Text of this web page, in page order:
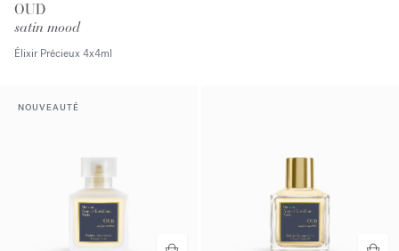
OUD
satin mood
Élixir Précieux 4x4ml
NOUVEAUTÉ